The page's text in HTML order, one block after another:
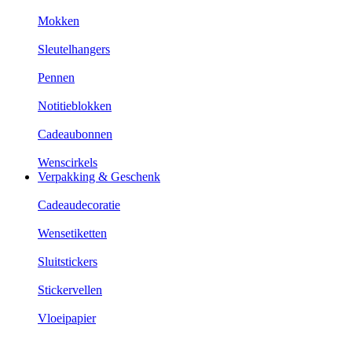
Mokken
Sleutelhangers
Pennen
Notitieblokken
Cadeaubonnen
Wenscirkels
Verpakking & Geschenk
Cadeaudecoratie
Wensetiketten
Sluitstickers
Stickervellen
Vloeipapier